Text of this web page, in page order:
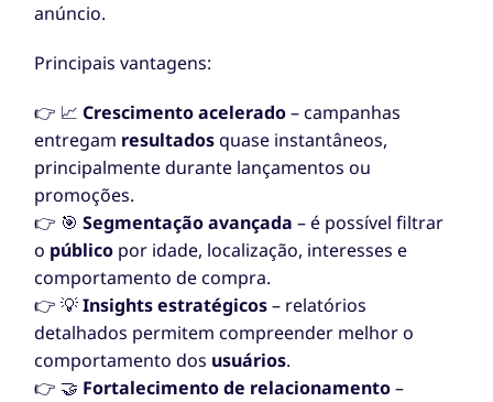
anúncio.
Principais vantagens:
👉 📈Crescimento acelerado– campanhas
entregam resultadosquase instantâneos,
principalmente durante lançamentos ou
promoções.
👉 🎯Segmentação avançada – é possível filtrar
o público por idade, localização, interesses e
comportamento de compra.
👉 💡Insights estratégicos– relatórios
detalhados permitem compreender melhor o
comportamento dos usuários.
👉 🤝 Fortalecimento de relacionamento–